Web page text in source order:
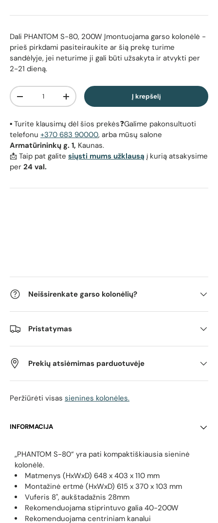
Dali PHANTOM S-80, 200W Įmontuojama garso kolonėlė -
prieš pirkdami pasiteiraukite ar šią prekę turime
sandėlyje, jei neturime ji gali būti užsakyta ir atvykti per
2-21 dieną.
Kiekis
Sumažinti kiekįPadidinti kiekį Į krepšelį
▪️ Turite klausimų dėl šios prekės❓Galime pakonsultuoti
telefonu +370 683 90000, arba mūsų salone
Armatūrininkų g. 1, Kaunas.
📩 Taip pat galite siųsti mums užklausą į kurią atsakysime
per 24 val.
Neišsirenkate garso kolonėlių?
Pristatymas
Prekių atsiėmimas parduotuvėje
Peržiūrėti visas sienines kolonėles.
INFORMACIJA
„PHANTOM S-80“ yra pati kompaktiškiausia sieninė
kolonėlė.
Matmenys (HxWxD) 648 x 403 x 110 mm
Montažinė ertmė (HxWxD) 615 x 370 x 103 mm
Vuferis 8", aukštadažnis 28mm
Rekomenduojama stiprintuvo galia 40-200W
Rekomenduojama centriniam kanalui